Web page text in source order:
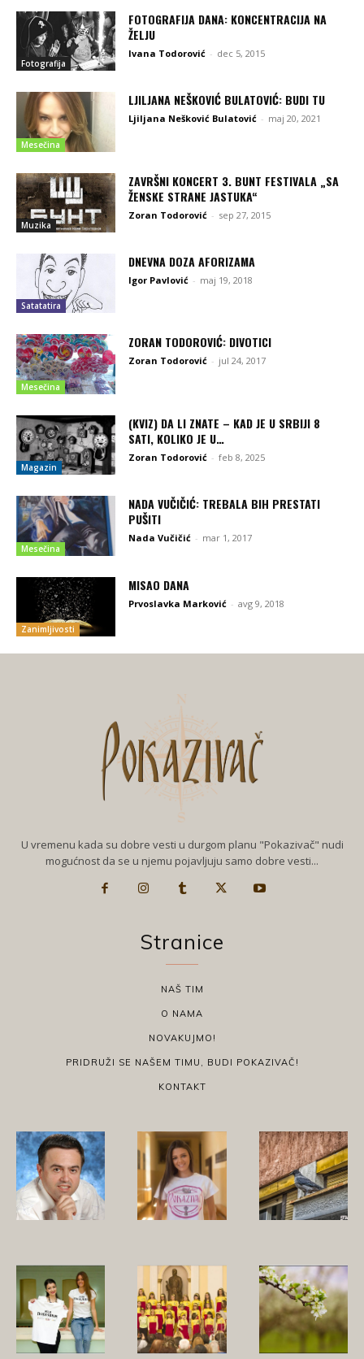
Fotografija
FOTOGRAFIJA DANA: KONCENTRACIJA NA
ŽELJU
Ivana Todorović - dec 5, 2015
Mesečina
LJILJANA NEŠKOVIĆ BULATOVIĆ: BUDI TU
Ljiljana Nešković Bulatović - maj 20, 2021
Muzika
ZAVRŠNI KONCERT 3. BUNT FESTIVALA „SA
ŽENSKE STRANE JASTUKA“
Zoran Todorović - sep 27, 2015
Satatatira
DNEVNA DOZA AFORIZAMA
Igor Pavlović - maj 19, 2018
Mesečina
ZORAN TODOROVIĆ: DIVOTICI
Zoran Todorović - jul 24, 2017
Magazin
(KVIZ) DA LI ZNATE – KAD JE U SRBIJI 8
SATI, KOLIKO JE U…
Zoran Todorović - feb 8, 2025
Mesečina
NADA VUČIČIĆ: TREBALA BIH PRESTATI
PUŠITI
Nada Vučičić - mar 1, 2017
Zanimljivosti
MISAO DANA
Prvoslavka Marković - avg 9, 2018
U vremenu kada su dobre vesti u durgom planu "Pokazivač" nudi
mogućnost da se u njemu pojavljuju samo dobre vesti...
Stranice
NAŠ TIM
O NAMA
NOVAKUJMO!
PRIDRUŽI SE NAŠEM TIMU, BUDI POKAZIVAČ!
KONTAKT